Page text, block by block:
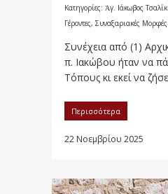
Κατηγορίες: Ἀγ. Ιάκωβος
Γέροντες, Συναξαριακές Μορφές
Συνέχεια από (1)
π. Ιακώβου ήταν να
Τόπους κι εκεί να
Περισσότερα
22 Νοεμβρίου 2025